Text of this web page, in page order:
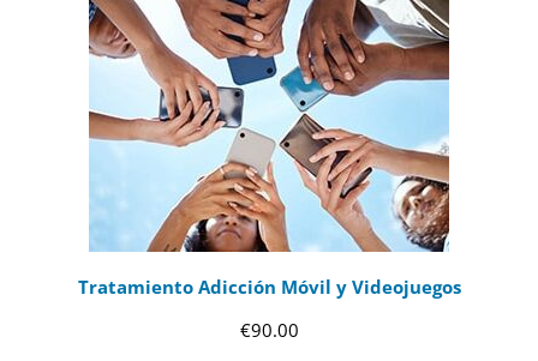
Tratamiento Adicción Móvil y Videojuegos
€90.00